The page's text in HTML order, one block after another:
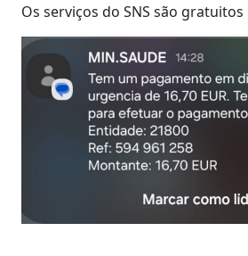
Os serviços do SNS são